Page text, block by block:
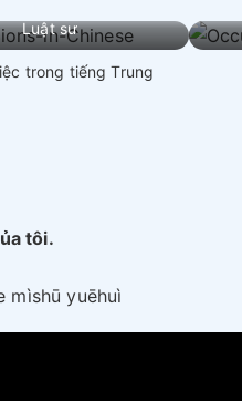
Luật sư
trong tiếng Trung
tôi.
mìshū yuēhuì